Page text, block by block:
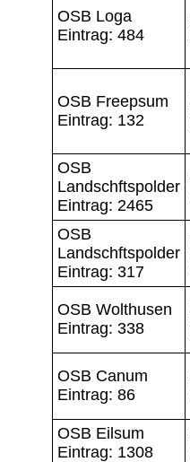
OSB Loga
Eintrag: 484
OSB Freepsum
Eintrag: 132
OSB
Landschftspolder
Eintrag: 2465
OSB
Landschftspolder
Eintrag: 317
OSB Wolthusen
Eintrag: 338
OSB Canum
Eintrag: 86
OSB Eilsum
Eintrag: 1308